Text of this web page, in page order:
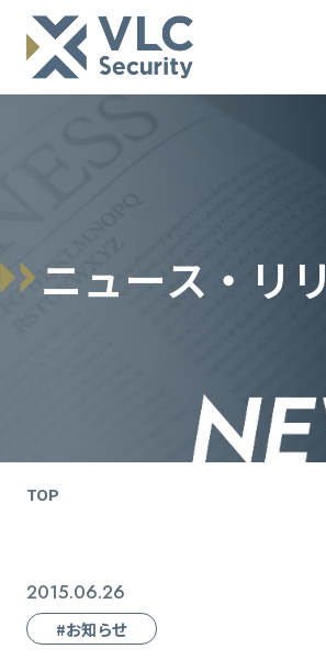
ニュース ・ リ リ
TOP
2015.06.26
#お知らせ